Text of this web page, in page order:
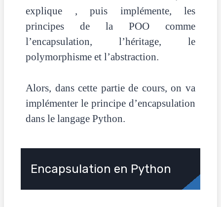
explique , puis implémente, les
principes de la POO comme
l’encapsulation, l’héritage, le
polymorphisme et l’abstraction.
Alors, dans cette partie de cours, on va
implémenter le principe d’encapsulation
dans le langage Python.
Encapsulation en Python